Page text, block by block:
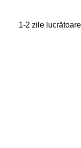
1-2 zile lucrătoare